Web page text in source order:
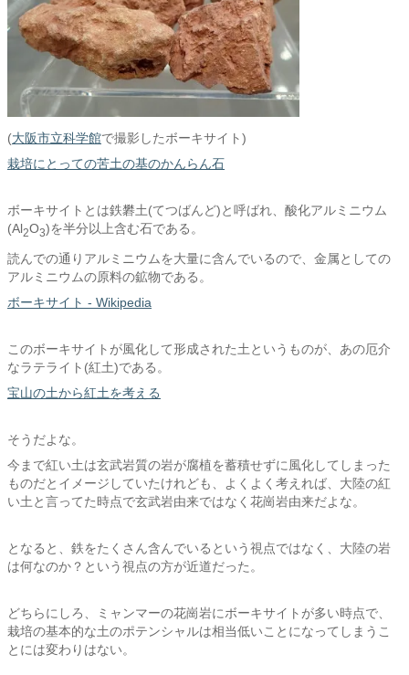
(大阪市立科学館で撮影したボーキサイト)
栽培にとっての苦土の基のかんらん石
ボーキサイトとは鉄礬土(てつばんど)と呼ばれ、酸化アルミニウム
(Al2O3)を半分以上含む石である。
読んでの通りアルミニウムを大量に含んでいるので、金属としての
アルミニウムの原料の鉱物である。
ボーキサイト - Wikipedia
このボーキサイトが風化して形成された土というものが、あの厄介
なラテライト(紅土)である。
宝山の土から紅土を考える
そうだよな。
今まで紅い土は玄武岩質の岩が腐植を蓄積せずに風化してしまった
ものだとイメージしていたけれども、よくよく考えれば、大陸の紅
い土と言ってた時点で玄武岩由来ではなく花崗岩由来だよな。
となると、鉄をたくさん含んでいるという視点ではなく、大陸の岩
は何なのか？という視点の方が近道だった。
どちらにしろ、ミャンマーの花崗岩にボーキサイトが多い時点で、
栽培の基本的な土のポテンシャルは相当低いことになってしまうこ
とには変わりはない。